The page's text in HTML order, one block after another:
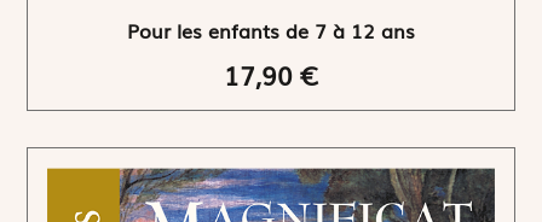
Pour les enfants de 7 à 12 ans
17,90 €